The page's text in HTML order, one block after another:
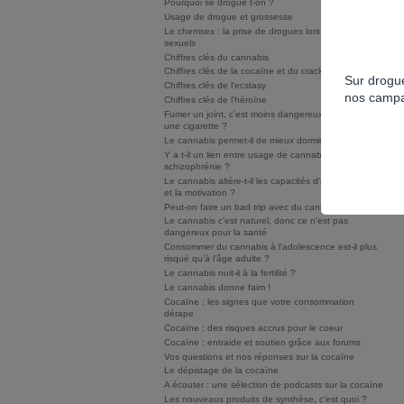
Pourquoi se drogue t-on ?
Usage de drogue et grossesse
Le chemsex : la prise de drogues lors de rapports
sexuels
Chiffres clés du cannabis
Chiffres clés de la cocaïne et du crack/free base
Chiffres clés de l'ecstasy
Chiffres clés de l'héroïne
Fumer un joint, c’est moins dangereux que fumer
une cigarette ?
Le cannabis permet-il de mieux dormir ?
Y a t-il un lien entre usage de cannabis et
schizophrénie ?
Le cannabis altère-t-il les capacités d'apprentissage
et la motivation ?
Peut-on faire un bad trip avec du cannabis ?
Le cannabis c'est naturel, donc ce n'est pas
dangereux pour la santé
Consommer du cannabis à l’adolescence est-il plus
risqué qu’à l’âge adulte ?
Le cannabis nuit-il à la fertilité ?
Le cannabis donne faim !
Cocaïne : les signes que votre consommation
dérape
Cocaïne : des risques accrus pour le coeur
Cocaïne : entraide et soutien grâce aux forums
Vos questions et nos réponses sur la cocaïne
Le dépistage de la cocaïne
A écouter : une sélection de podcasts sur la cocaïne
Les nouveaux produits de synthèse, c’est quoi ?
Sur
nos